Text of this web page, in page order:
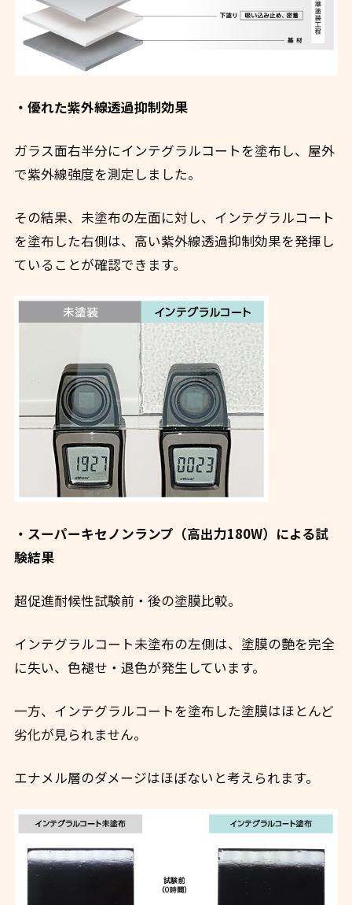
・優れた紫外線透過抑制効果
ガラス面右半分にインテグラルコートを塗布し、屋外
で紫外線強度を測定しました。
その結果、未塗布の左面に対し、インテグラルコート
を塗布した右側は、高い紫外線透過抑制効果を発揮し
ていることが確認できます。
・スーパーキセノンランプ（高出力180W）による試
験結果
超促進耐候性試験前・後の塗膜比較。
インテグラルコート未塗布の左側は、塗膜の艶を完全
に失い、色褪せ・退色が発生しています。
一方、インテグラルコートを塗布した塗膜はほとんど
劣化が見られません。
エナメル層のダメージはほぼないと考えられます。